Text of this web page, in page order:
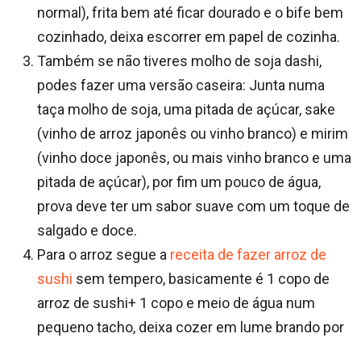
normal), frita bem até ficar dourado e o bife bem
cozinhado, deixa escorrer em papel de cozinha.
Também se não tiveres molho de soja dashi,
podes fazer uma versão caseira: Junta numa
taça molho de soja, uma pitada de açúcar, sake
(vinho de arroz japonês ou vinho branco) e mirim
(vinho doce japonês, ou mais vinho branco e uma
pitada de açúcar), por fim um pouco de água,
prova deve ter um sabor suave com um toque de
salgado e doce.
Para o arroz segue a receita de fazer arroz de
sushi sem tempero, basicamente é 1 copo de
arroz de sushi+ 1 copo e meio de água num
pequeno tacho, deixa cozer em lume brando por